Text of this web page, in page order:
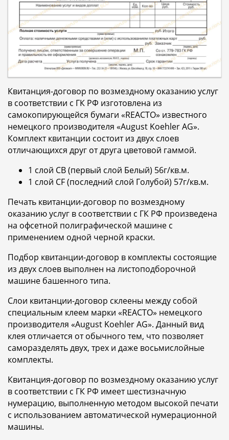
Квитанция-договор по возмездному оказанию услуг
в соответствии с ГК РФ изготовлена из
самокопирующейся бумаги «REACTO» известного
немецкого производителя «August Koehler AG».
Комплект квитанции состоит из двух слоев
отличающихся друг от друга цветовой гаммой.
1 слой CB (первый слой Белый) 56г/кв.м.
1 слой CF (последний слой Голубой) 57г/кв.м.
Печать квитанции-договор по возмездному
оказанию услуг в соответствии с ГК РФ произведена
на офсетной полиграфической машине с
применением одной черной краски.
Подбор квитанции-договор в комплекты состоящие
из двух слоев выполнен на листоподборочной
машине башенного типа.
Слои квитанции-договор склеены между собой
специальным клеем марки «REACTO» немецкого
производителя «August Koehler AG». Данный вид
клея отличается от обычного тем, что позволяет
саморазделять двух, трех и даже восьмислойные
комплекты.
Квитанция-договор по возмездному оказанию услуг
в соответствии с ГК РФ имеет шестизначную
нумерацию, выполненную методом высокой печати
с использованием автоматической нумерационной
машины.